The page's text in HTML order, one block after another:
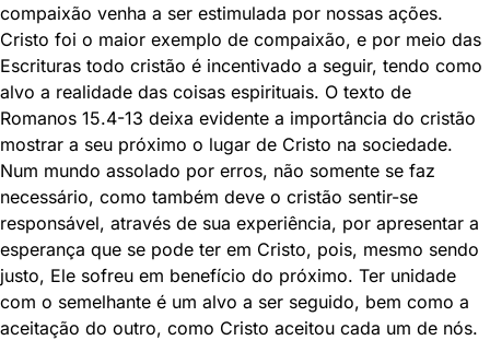
compaixão venha a ser estimulada por nossas ações.
Cristo foi o maior exemplo de compaixão, e por meio das
Escrituras todo cristão é incentivado a seguir, tendo como
alvo a realidade das coisas espirituais. O texto de
Romanos 15.4-13 deixa evidente a importância do cristão
mostrar a seu próximo o lugar de Cristo na sociedade.
Num mundo assolado por erros, não somente se faz
necessário, como também deve o cristão sentir-se
responsável, através de sua experiência, por apresentar a
esperança que se pode ter em Cristo, pois, mesmo sendo
justo, Ele sofreu em benefício do próximo. Ter unidade
com o semelhante é um alvo a ser seguido, bem como a
aceitação do outro, como Cristo aceitou cada um de nós.